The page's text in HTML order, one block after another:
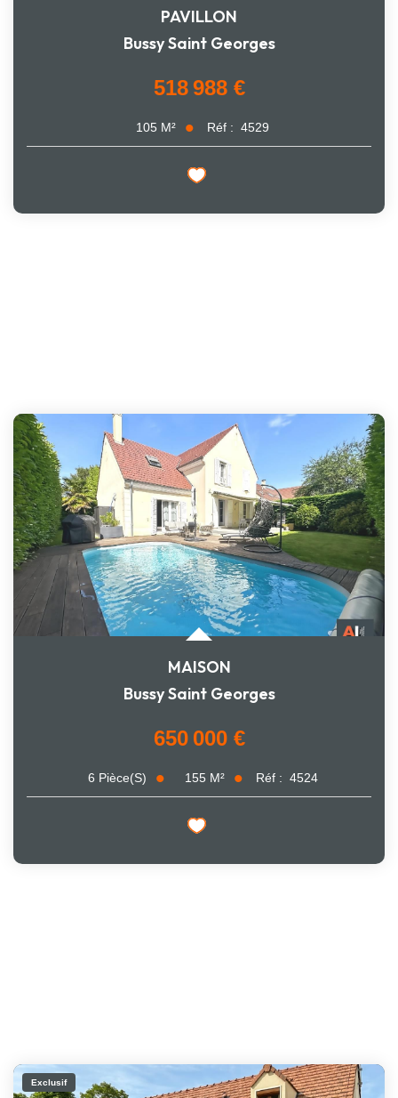
PAVILLON
Bussy Saint Georges
518 988 €
105 M² Réf : 4529
MAISON
Bussy Saint Georges
650 000 €
6 Pièce(s) 155 M² Réf : 4524
Exclusif